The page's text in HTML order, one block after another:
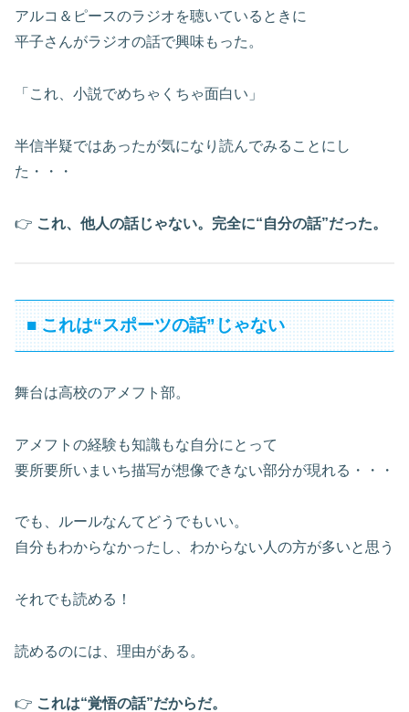
アルコ＆ピースのラジオを聴いているときに
平子さんがラジオの話で興味もった。
「これ、小説でめちゃくちゃ面白い」
半信半疑ではあったが気になり読んでみることにし
た・・・
👉 これ、他人の話じゃない。完全に“自分の話”だった。
■ これは“スポーツの話”じゃない
舞台は高校のアメフト部。
アメフトの経験も知識もな自分にとって
要所要所いまいち描写が想像できない部分が現れる・・・
でも、ルールなんてどうでもいい。
自分もわからなかったし、わからない人の方が多いと思う
それでも読める！
読めるのには、理由がある。
👉 これは“覚悟の話”だからだ。